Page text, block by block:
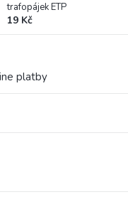
trafopájek ETP
19 Kč
platby